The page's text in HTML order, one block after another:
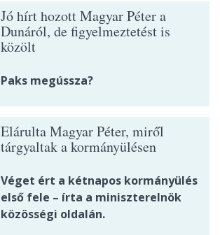
Jó hírt hozott Magyar Péter a
Dunáról, de figyelmeztetést is
közölt
Paks megússza?
Elárulta Magyar Péter, miről
tárgyaltak a kormányülésen
Véget ért a kétnapos kormányülés
első fele – írta a miniszterelnök
közösségi oldalán.